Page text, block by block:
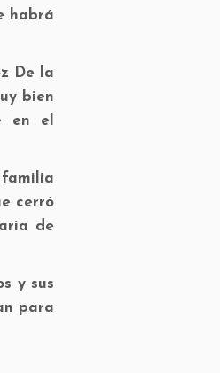
habrá
De la
bien
en el
cerró
de
y sus
para